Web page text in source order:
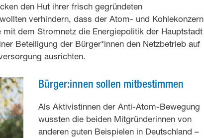
den Hut ihrer frisch gegründeten
verhindern, dass der Atom- und Kohlekonzern
mit dem Stromnetz die Energiepolitik der Hauptstadt
Beteiligung der Bürger*innen den Netzbetrieb auf
ausrichten.
Bürger:innen sollen mitbestimmen
Als Aktivistinnen der Anti-Atom-Bewegung
wussten die beiden Mitgründerinnen von
anderen guten Beispielen in Deutschland –